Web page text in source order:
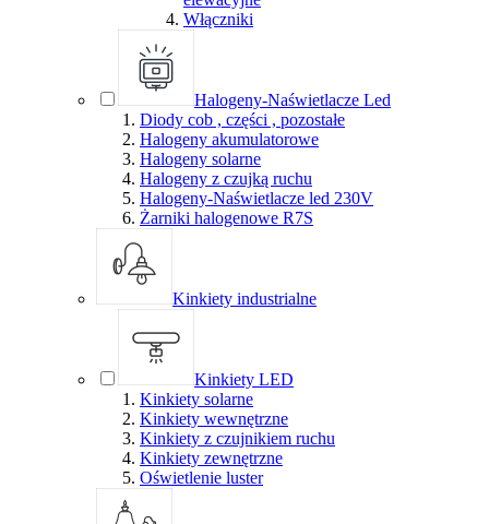
Włączniki
Halogeny-Naświetlacze Led
Diody cob , części , pozostałe
Halogeny akumulatorowe
Halogeny solarne
Halogeny z czujką ruchu
Halogeny-Naświetlacze led 230V
Żarniki halogenowe R7S
Kinkiety industrialne
Kinkiety LED
Kinkiety solarne
Kinkiety wewnętrzne
Kinkiety z czujnikiem ruchu
Kinkiety zewnętrzne
Oświetlenie luster